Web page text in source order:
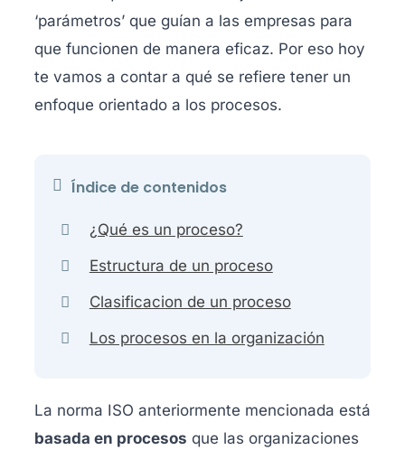
‘parámetros’ que guían a las empresas para
que funcionen de manera eficaz. Por eso hoy
te vamos a contar a qué se refiere tener un
enfoque orientado a los procesos.
Índice de contenidos
¿Qué es un proceso?
Estructura de un proceso
Clasificacion de un proceso
Los procesos en la organización
La norma ISO anteriormente mencionada está
basada en procesos que las organizaciones